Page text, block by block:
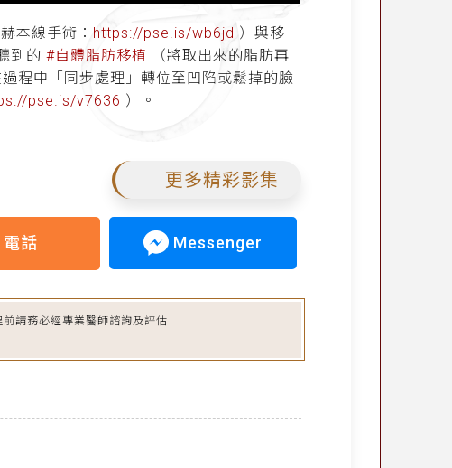
本線手術： https://pse.is/wb6jd ）與移
到的#自體脂肪移植
（將取出來的脂肪再
過程中「同步處理」轉位至凹陷或鬆掉的臉
pse.is/v7636 ）。
更多精彩影集
電話 Messenger
請務必經專業醫師諮詢及評估